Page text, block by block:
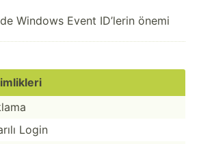
Windows Event ID’lerin önemi
Login